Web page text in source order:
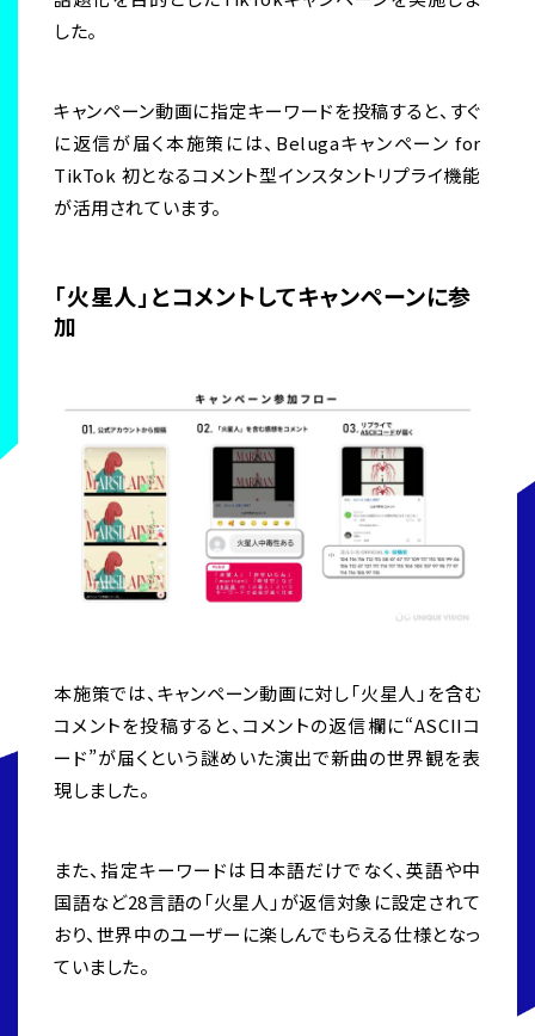
した。
キャンペーン動画に指定キーワードを投稿すると、すぐ
に返信が届く本施策には、Belugaキャンペーン for
TikTok 初となるコメント型インスタントリプライ機能
が活用されています。
「火星人」とコメントしてキャンペーンに参
加
本施策では、キャンペーン動画に対し「火星人」を含む
コメントを投稿すると、コメントの返信欄に“ASCIIコ
ード”が届くという謎めいた演出で新曲の世界観を表
現しました。
また、指定キーワードは日本語だけでなく、英語や中
国語など28言語の「火星人」が返信対象に設定されて
おり、世界中のユーザーに楽しんでもらえる仕様となっ
ていました。